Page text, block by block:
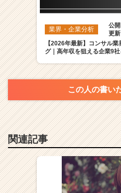
業界・企業分析
公
更
【2026年最新】コンサル
グ｜高年収を狙える企業9
この人の書い
関連記事